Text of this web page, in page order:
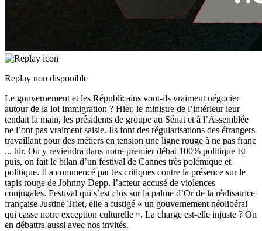
Replay non disponible
Le gouvernement et les Républicains vont-ils vraiment négocier
autour de la loi Immigration ? Hier, le ministre de l’intérieur leur
tendait la main, les présidents de groupe au Sénat et à l’Assemblée
ne l’ont pas vraiment saisie. Ils font des régularisations des étrangers
travaillant pour des métiers en tension une ligne rouge à ne pas franc
... hir. On y reviendra dans notre premier débat 100% politique Et
puis, on fait le bilan d’un festival de Cannes très polémique et
politique. Il a commencé par les critiques contre la présence sur le
tapis rouge de Johnny Depp, l’acteur accusé de violences
conjugales. Festival qui s’est clos sur la palme d’Or de la réalisatrice
française Justine Triet, elle a fustigé « un gouvernement néolibéral
qui casse notre exception culturelle ». La charge est-elle injuste ? On
en débattra aussi avec nos invités.